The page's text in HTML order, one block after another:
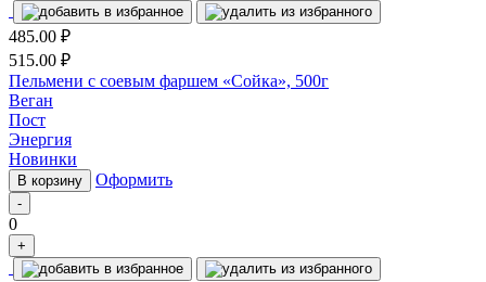
485.00 ₽
515.00 ₽
Пельмени с соевым фаршем «Сойка», 500г
Веган
Пост
Энергия
Новинки
В корзину Оформить
-
0
+